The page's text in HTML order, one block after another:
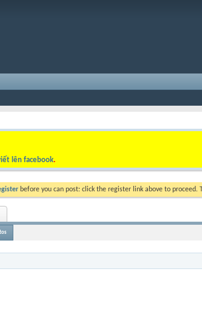
lên facebook.
before you can post: click the register link above to